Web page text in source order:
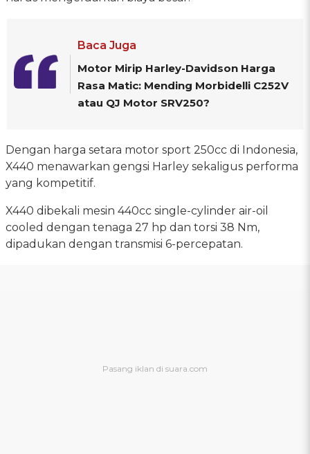
Baca Juga
Motor Mirip Harley-Davidson Harga
Rasa Matic: Mending Morbidelli C252V
atau QJ Motor SRV250?
Dengan harga setara motor sport 250cc di Indonesia,
X440 menawarkan gengsi Harley sekaligus performa
yang kompetitif.
X440 dibekali mesin 440cc single-cylinder air-oil
cooled dengan tenaga 27 hp dan torsi 38 Nm,
dipadukan dengan transmisi 6-percepatan.